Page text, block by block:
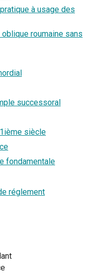
à usage des
roumaine sans
successoral
siècle
fondamentale
réglement